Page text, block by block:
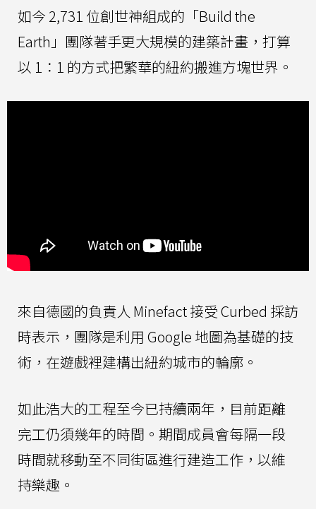
如今 2,731 位創世神組成的「Build the
Earth」團隊著手更大規模的建築計畫，打算
以 1：1 的方式把繁華的紐約搬進方塊世界。
來自德國的負責人 Minefact 接受 Curbed 採訪
時表示，團隊是利用 Google 地圖為基礎的技
術，在遊戲裡建構出紐約城市的輪廓。
如此浩大的工程至今已持續兩年，目前距離
完工仍須幾年的時間。期間成員會每隔一段
時間就移動至不同街區進行建造工作，以維
持樂趣。